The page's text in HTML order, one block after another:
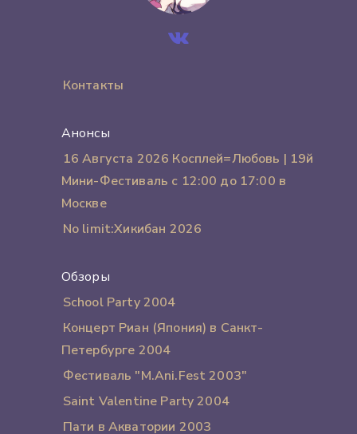
Контакты
Анонсы
16 Августа 2026 Косплей=Любовь | 19й
Мини-Фестиваль с 12:00 до 17:00 в
Москве
No limit:Хикибан 2026
Обзоры
School Party 2004
Концерт Риан (Япония) в Санкт-
Петербурге 2004
Фестиваль "M.Ani.Fest 2003"
Saint Valentine Party 2004
Пати в Акватории 2003